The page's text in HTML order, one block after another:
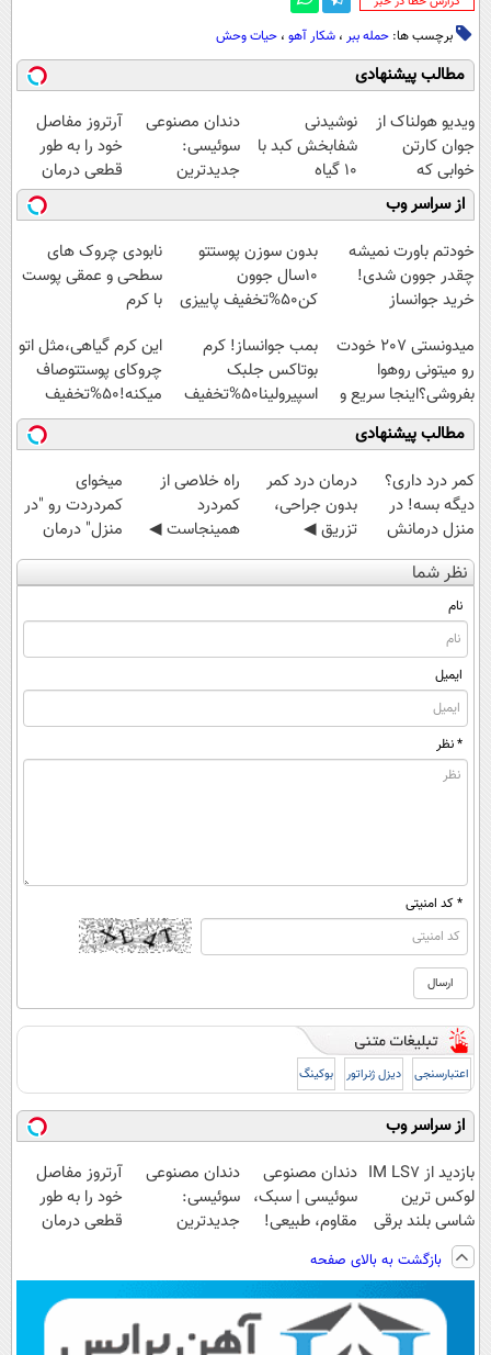
برچسب ها: حمله ببر ، شکار آهو ، حیات وحش
مطالب پیشنهادی
ویدیو هولناک از
جوان کارتن
خوابی که
میلیاردر شد.
آموزش رایگان
نوشیدنی
شفابخش کبد با
10 گیاه
موثر(تخفیف تا
امشب)
دندان مصنوعی
سوئیسی:
جدیدترین
فناوری اروپا،
سبک و مقاوم |
پرداخت قسطی
آرتروز مفاصل
خود را به طور
قطعی درمان
کنید!
◗پرسش‌نامه◖
از سراسر وب
خودتم باورت نمیشه
چقدر جوون شدی!
خرید جوانساز
ویژه
بدون سوزن پوستتو
10سال جوون
کن50%تخفیف پاییزی
نابودی چروک های
سطحی و عمقی پوست
با کرم
میدونستی 207 خودت
رو میتونی روهوا
بفروشی؟اینجا سریع و
راحت بفروش
بمب جوانساز! کرم
بوتاکس جلبک
اسپیرولینا50%تخفیف
این کرم گیاهی،مثل اتو
چروکای پوستتوصاف
میکنه!50%تخفیف
مطالب پیشنهادی
کمر درد داری؟
دیگه بسه! در
منزل درمانش
کن
(◀پرسش‌نامه)
درمان درد کمر
بدون جراحی،
تزریق ◀
پرسش‌نامه رو پر
کن ▶
‌راه خلاصی از
کمردرد
همینجاست ◀
فقط کافیه فرم
رو پر کنی!
میخوای
کمردردت رو "در
منزل" درمان
کنی؟ (◂فیلم +
◂پرسش‌نامه)
نظر شما
نام
ایمیل
* نظر
* کد امنیتی
اعتبارسنجی دیزل ژنراتور بوکینگ
از سراسر وب
بازدید از IM LS7
لوکس ترین
شاسی بلند برقی
ایران در باشگاه
انقلاب
دندان مصنوعی
سوئیسی | سبک،
مقاوم، طبیعی!
رایگان+پرداخت
اقساطی😍
دندان مصنوعی
سوئیسی:
جدیدترین
پرداخت قسطی
آرتروز مفاصل
خود را به طور
قطعی درمان
بازگشت به بالای صفحه